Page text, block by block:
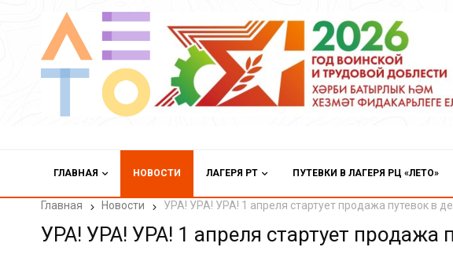
ГЛАВНАЯ НОВОСТИ ЛАГЕРЯ РТ ПУТЕВКИ В ЛАГЕРЯ РЦ «ЛЕТО»
Главная Новости УРА! УРА! УРА! 1 апреля стартует продажа путевок в
УРА! УРА! УРА! 1 апреля стартует продажа